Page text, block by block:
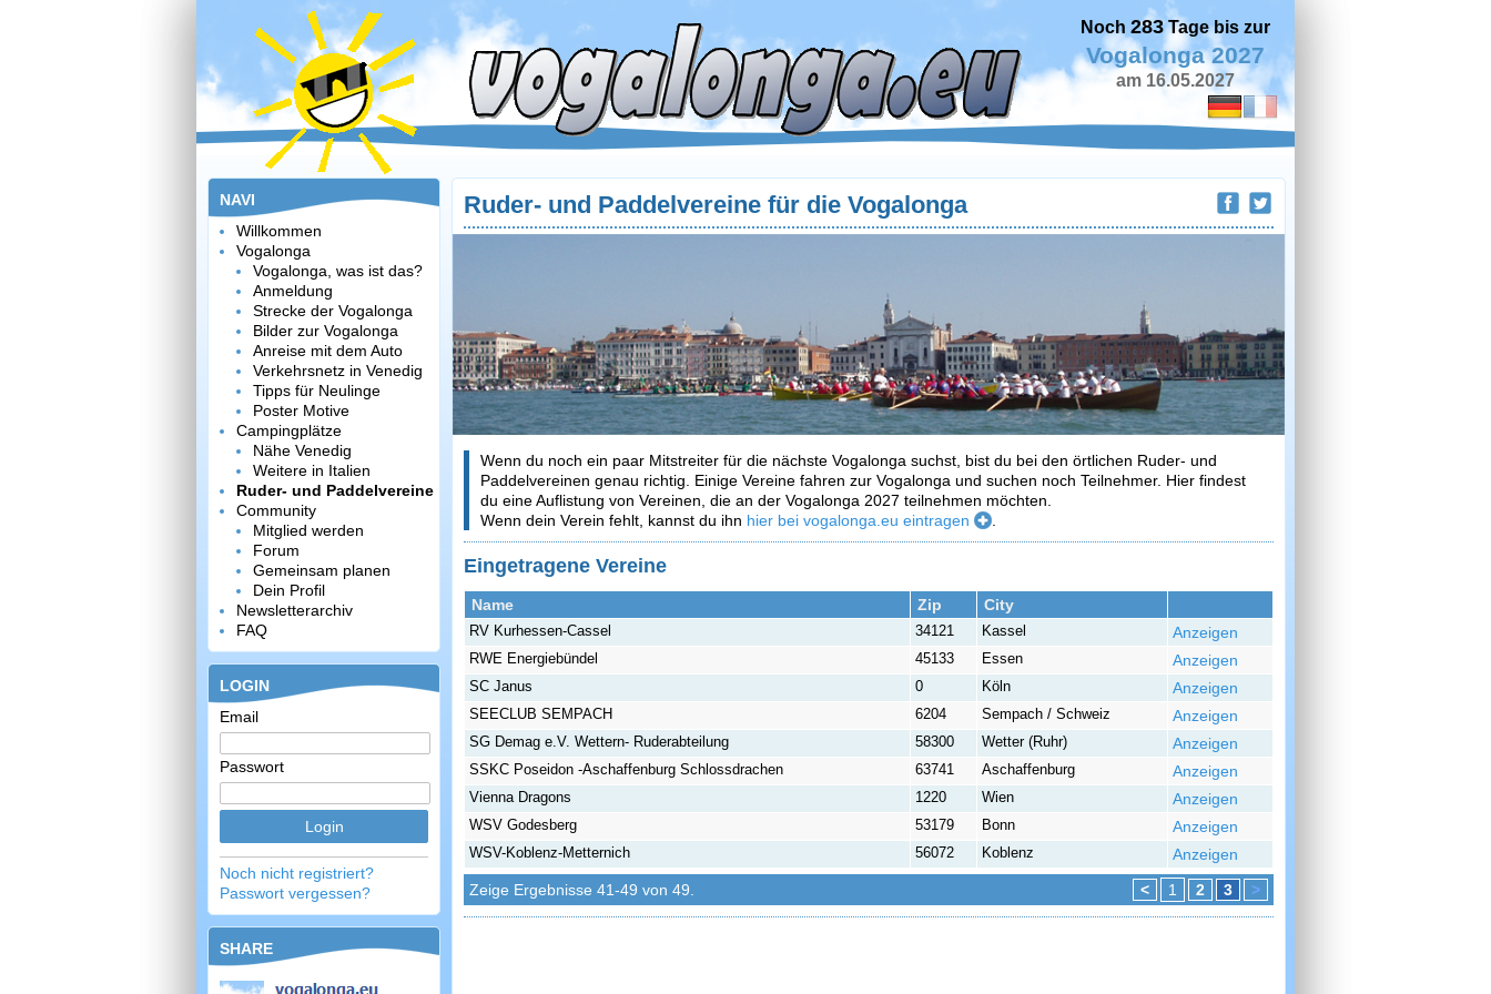
Noch 283Tage bis zur
Vogalonga 2027
am 16.05.2027
NAVI
Willkommen
Vogalonga
Vogalonga, was ist das?
Anmeldung
Strecke der Vogalonga
Bilder zur Vogalonga
Anreise mit dem Auto
Verkehrsnetz in Venedig
Tipps für Neulinge
Poster Motive
Campingplätze
Nähe Venedig
Weitere in Italien
Ruder- und Paddelvereine
Community
Mitglied werden
Forum
Gemeinsam planen
Dein Profil
Newsletterarchiv
FAQ
LOGIN
Email
Passwort
Noch nicht registriert?
Passwort vergessen?
SHARE
Ruder- und Paddelvereine für die Vogalonga
Wenn du noch ein paar Mitstreiter für die nächste Vogalonga suchst, bist du bei den örtlichen Ruder- und
Paddelvereinen genau richtig. Einige Vereine fahren zur Vogalonga und suchen noch Teilnehmer. Hier findest
du eine Auflistung von Vereinen, die an der Vogalonga 2027 teilnehmen möchten.
Wenn dein Verein fehlt, kannst du ihn hier bei vogalonga.eu eintragen
Eingetragene Vereine
Name Zip City
RV Kurhessen-Cassel 34121 Kassel Anzeigen
RWE Energiebündel 45133 Essen Anzeigen
SC Janus 0 Köln Anzeigen
SEECLUB SEMPACH 6204 Sempach / Schweiz Anzeigen
SG Demag e.V. Wettern- Ruderabteilung 58300 Wetter (Ruhr) Anzeigen
SSKC Poseidon -Aschaffenburg Schlossdrachen 63741 Aschaffenburg Anzeigen
Vienna Dragons 1220 Wien Anzeigen
WSV Godesberg 53179 Bonn Anzeigen
WSV-Koblenz-Metternich 56072 Koblenz
Anzeigen
Zeige Ergebnisse 41-49 von 49.
< 1 2 3 >